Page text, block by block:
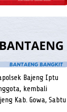
Bajeng Iptu
kembali
Kab. Gowa, Sabtu